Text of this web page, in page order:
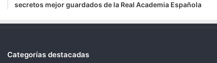
secretos mejor guardados de la Real Academia Española
Categorías destacadas